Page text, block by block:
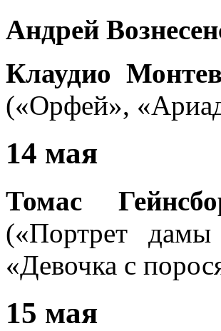
Андрей
Клаудио
(«Орфей»,
14 мая
Томас
(«Портрет
«Девочка с
15 мая